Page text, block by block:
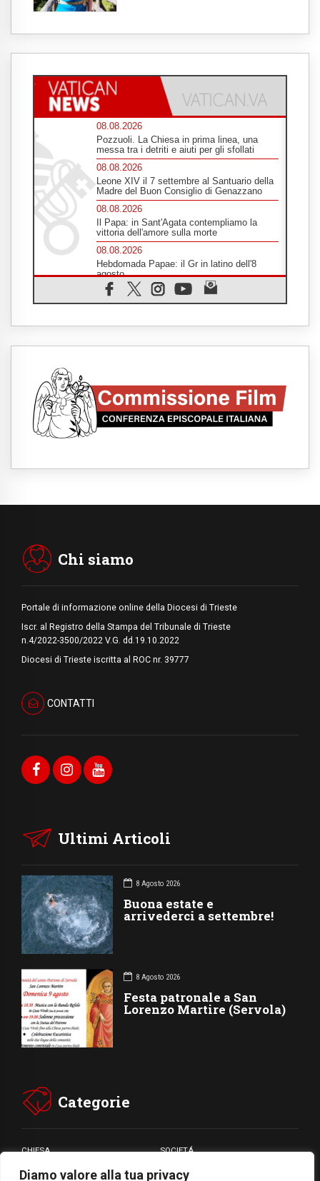
Diamo valore alla tua privacy
08.08.2026
Pozzuoli. La Chiesa in prima linea, una
messa tra i detriti e aiuti per gli sfollati
08.08.2026
Leone XIV il 7 settembre al Santuario della
Madre del Buon Consiglio di Genazzano
08.08.2026
Il Papa: in Sant'Agata contempliamo la
vittoria dell'amore sulla morte
08.08.2026
Hebdomada Papae: il Gr in latino dell'8
agosto
08.08.2026
Spin Time, Reina: Cristo non abita nei
senzatetto
08.08.2026
08.08.2026
Argentina, l'arcivescovo Colombo: "La
visita del Papa messaggio di pace e
dignità"
Medio Oriente
Chi siamo
Portale di informazione online della Diocesi di Trieste
Iscr. al Registro della Stampa del Tribunale di Trieste
n.4/2022-3500/2022 V.G. dd.19.10.2022
Diocesi di Trieste iscritta al ROC nr. 39777
CONTATTI
Ultimi Articoli
8 Agosto 2026
Buona estate e
arrivederci a settembre!
8 Agosto 2026
Festa patronale a San
Lorenzo Martire (Servola)
Categorie
CHIESA SOCIETÁ
CARITÁ GIUBILEO